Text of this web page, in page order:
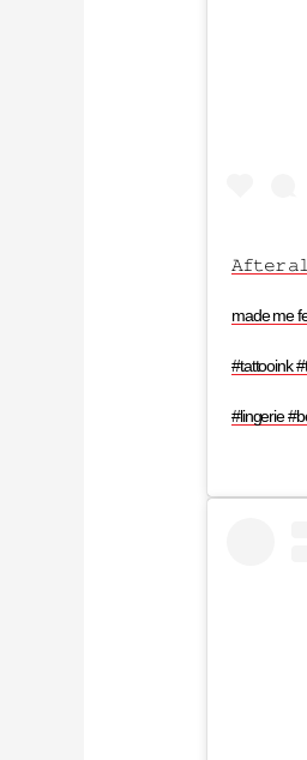
𝙰𝚏𝚝𝚎𝚛
made
#tattooink
#lingerie